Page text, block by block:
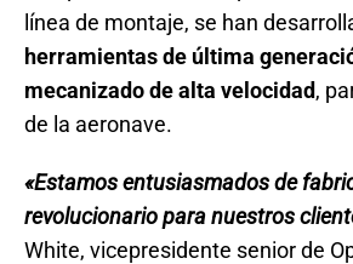
línea de montaje, se han
herramientas de última
mecanizado de alta velocidad,
de la aeronave.
«Estamos entusiasmados de
revolucionario para nuestros
White, vicepresidente senior de